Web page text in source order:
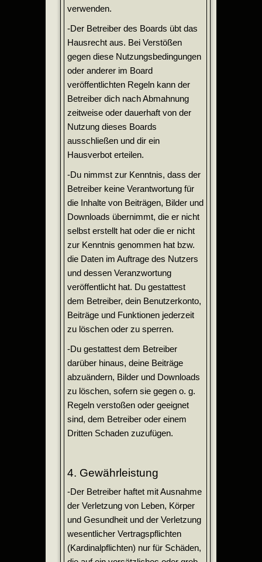
verwenden.
-Der Betreiber des Boards übt das
Hausrecht aus. Bei Verstößen
gegen diese Nutzungsbedingungen
oder anderer im Board
veröffentlichten Regeln kann der
Betreiber dich nach Abmahnung
zeitweise oder dauerhaft von der
Nutzung dieses Boards
ausschließen und dir ein
Hausverbot erteilen.
-Du nimmst zur Kenntnis, dass der
Betreiber keine Verantwortung für
die Inhalte von Beiträgen, Bilder und
Downloads übernimmt, die er nicht
selbst erstellt hat oder die er nicht
zur Kenntnis genommen hat bzw.
die Daten im Auftrage des Nutzers
und dessen Veranzwortung
veröffentlicht hat. Du gestattest
dem Betreiber, dein Benutzerkonto,
Beiträge und Funktionen jederzeit
zu löschen oder zu sperren.
-Du gestattest dem Betreiber
darüber hinaus, deine Beiträge
abzuändern, Bilder und Downloads
zu löschen, sofern sie gegen o. g.
Regeln verstoßen oder geeignet
sind, dem Betreiber oder einem
Dritten Schaden zuzufügen.
4. Gewährleistung
-Der Betreiber haftet mit Ausnahme
der Verletzung von Leben, Körper
und Gesundheit und der Verletzung
wesentlicher Vertragspflichten
(Kardinalpflichten) nur für Schäden,